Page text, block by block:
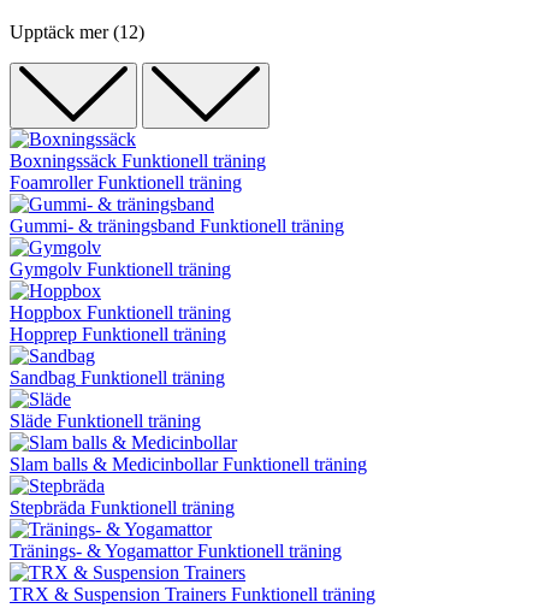
Upptäck mer (12)
Boxningssäck Funktionell träning
Foamroller Funktionell träning
Gummi- & träningsband Funktionell träning
Gymgolv Funktionell träning
Hoppbox Funktionell träning
Hopprep Funktionell träning
Sandbag Funktionell träning
Släde Funktionell träning
Slam balls & Medicinbollar Funktionell träning
Stepbräda Funktionell träning
Tränings- & Yogamattor Funktionell träning
TRX & Suspension Trainers Funktionell träning